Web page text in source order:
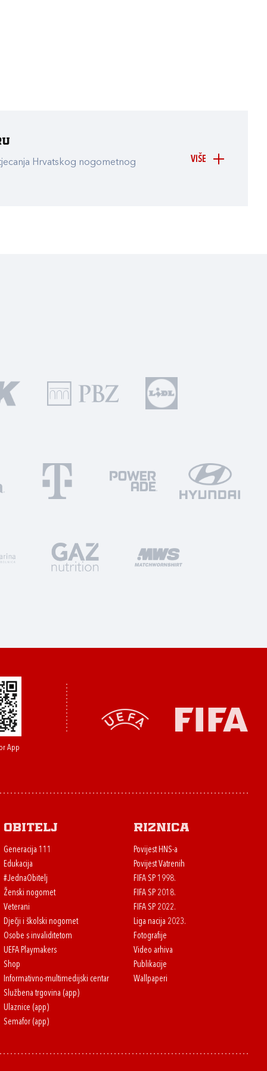
VIŠE
Hrvatskog nogometnog
App
Obitelj
Generacija 111
Edukacija
#JednaObitelj
Ženski nogomet
Veterani
Dječji i školski nogomet
Osobe s invaliditetom
UEFA Playmakers
Shop
Informativno-multimedijski centar
Službena trgovina (app)
Ulaznice (app)
Semafor (app)
Riznica
Povijest HNS-a
Povijest Vatrenih
FIFA SP 1998.
FIFA SP 2018.
FIFA SP 2022.
Liga nacija 2023.
Fotografije
Video arhiva
Publikacije
Wallpaperi